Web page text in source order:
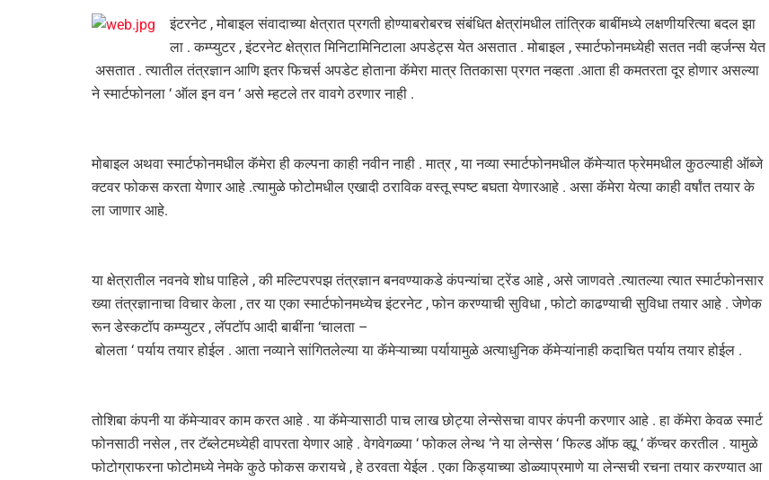
इंटरनेट , मोबाइल संवादाच्या क्षेत्रात प्रगती होण्याबरोबरच संबंधित क्षेत्रांमधील तांत्रिक बाबींमध्ये लक्षणीयरित्या बदल झा
ला . कम्प्युटर , इंटरनेट क्षेत्रात मिनिटामिनिटाला अपडेट्स येत असतात . मोबाइल , स्मार्टफोनमध्येही सतत नवी व्हर्जन्स येत
असतात . त्यातील तंत्रज्ञान आणि इतर फिचर्स अपडेट होताना कॅमेरा मात्र तितकासा प्रगत नव्हता .आता ही कमतरता दूर होणार असल्या
ने स्मार्टफोनला ‘ ऑल इन वन ‘ असे म्हटले तर वावगे ठरणार नाही .
मोबाइल अथवा स्मार्टफोनमधील कॅमेरा ही कल्पना काही नवीन नाही . मात्र , या नव्या स्मार्टफोनमधील कॅमेऱ्यात फ्रेममधील कुठल्याही ऑब्जे
क्टवर फोकस करता येणार आहे .त्यामुळे फोटोमधील एखादी ठराविक वस्तू स्पष्ट बघता येणारआहे . असा कॅमेरा येत्या काही वर्षांत तयार के
ला जाणार आहे.
या क्षेत्रातील नवनवे शोध पाहिले , की मल्टिपरपझ तंत्रज्ञान बनवण्याकडे कंपन्यांचा ट्रेंड आहे , असे जाणवते .त्यातल्या त्यात स्मार्टफोनसार
ख्या तंत्रज्ञानाचा विचार केला , तर या एका स्मार्टफोनमध्येच इंटरनेट , फोन करण्याची सुविधा , फोटो काढण्याची सुविधा तयार आहे . जेणेक
रून डेस्कटॉप कम्प्युटर , लॅपटॉप आदी बाबींना ‘चालता –
बोलता ‘ पर्याय तयार होईल . आता नव्याने सांगितलेल्या या कॅमेऱ्याच्या पर्यायामुळे अत्याधुनिक कॅमेऱ्यांनाही कदाचित पर्याय तयार होईल .
तोशिबा कंपनी या कॅमेऱ्यावर काम करत आहे . या कॅमेऱ्यासाठी पाच लाख छोट्या लेन्सेसचा वापर कंपनी करणार आहे . हा कॅमेरा केवळ स्मार्ट
फोनसाठी नसेल , तर टॅब्लेटमध्येही वापरता येणार आहे . वेगवेगळ्या ‘ फोकल लेन्थ ‘ने या लेन्सेस ‘ फिल्ड ऑफ व्ह्यू ‘ कॅप्चर करतील . यामुळे
फोटोग्राफरना फोटोमध्ये नेमके कुठे फोकस करायचे , हे ठरवता येईल . एका किड्याच्या डोळ्याप्रमाणे या लेन्सची रचना तयार करण्यात आ